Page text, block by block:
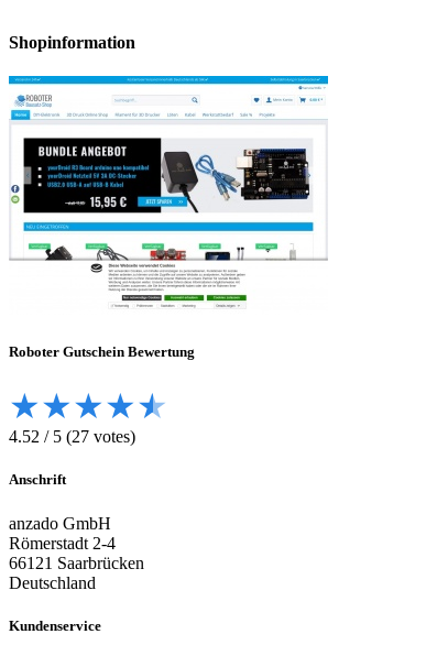
Shopinformation
Roboter Gutschein Bewertung
★★★★★
4.52 / 5 (27 votes)
Anschrift
anzado GmbH
Römerstadt 2-4
66121 Saarbrücken
Deutschland
Kundenservice